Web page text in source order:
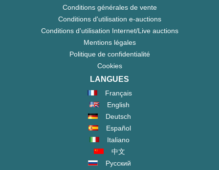
Conditions générales de vente
Conditions d'utilisation e-auctions
Conditions d'utilisation Internet/Live auctions
Mentions légales
Politique de confidentialité
Cookies
LANGUES
Français
English
Deutsch
Español
Italiano
中文
Русский